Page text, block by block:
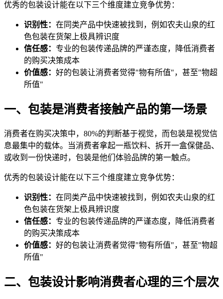
优秀的包装设计能在以下三个维度建立竞争优势：
识别性： 在同类产品中快速被找到，例如农夫山泉的红
色包装在货架上极具辨识度
信任感： 专业的包装传递品牌的严谨态度，降低消费者
的购买决策成本
价值感： 好的包装让消费者觉得"物有所值"，甚至"物超
所值"
一、包装是消费者接触产品的第一场景
消费者在购买决策中，80%的判断基于视觉，而包装是视觉信
息最集中的载体。当消费者拿起一瓶饮料、拆开一盒保健品、
或收到一份快递时，包装是他们体验品牌的第一触点。
优秀的包装设计能在以下三个维度建立竞争优势：
识别性： 在同类产品中快速被找到，例如农夫山泉的红
色包装在货架上极具辨识度
信任感： 专业的包装传递品牌的严谨态度，降低消费者
的购买决策成本
价值感： 好的包装让消费者觉得"物有所值"，甚至"物超
所值"
二、包装设计影响消费者心理的三个层次